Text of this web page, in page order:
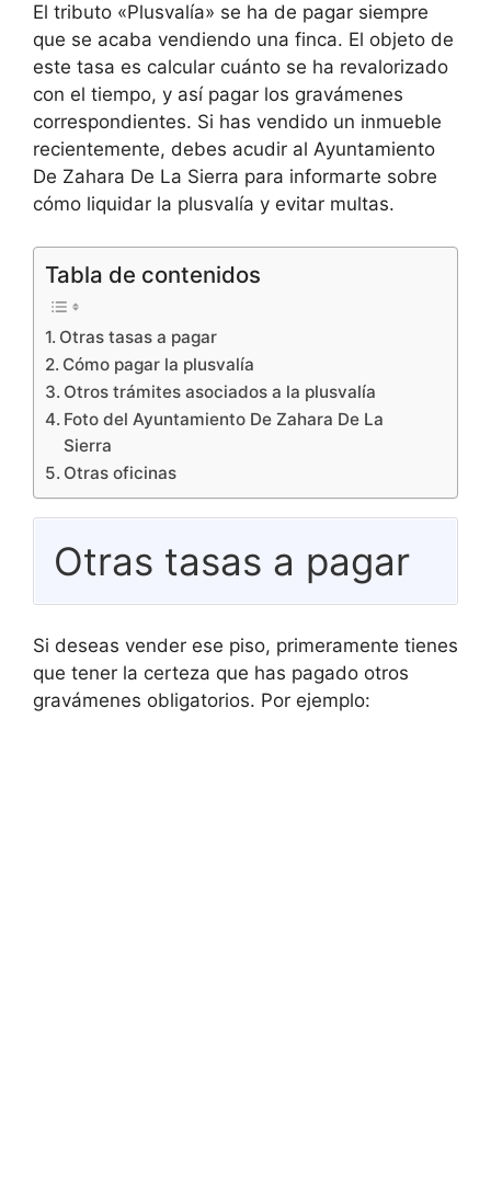
El tributo «Plusvalía» se ha de pagar siempre
que se acaba vendiendo una finca. El objeto de
este tasa es calcular cuánto se ha revalorizado
con el tiempo, y así pagar los gravámenes
correspondientes. Si has vendido un inmueble
recientemente, debes acudir al Ayuntamiento
De Zahara De La Sierra para informarte sobre
cómo liquidar la plusvalía y evitar multas.
Tabla de contenidos
Otras tasas a pagar
Cómo pagar la plusvalía
Otros trámites asociados a la plusvalía
Foto del Ayuntamiento De Zahara De La
Sierra
Otras oficinas
Otras tasas a pagar
Si deseas vender ese piso, primeramente tienes
que tener la certeza que has pagado otros
gravámenes obligatorios. Por ejemplo: